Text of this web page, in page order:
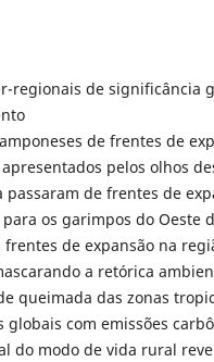
regionais de significância
de frentes de
pelos olhos
de frentes de
os garimpos do Oeste
de expansão na
a retórica
queimada das zonas
globais com emissões
do modo de vida rural